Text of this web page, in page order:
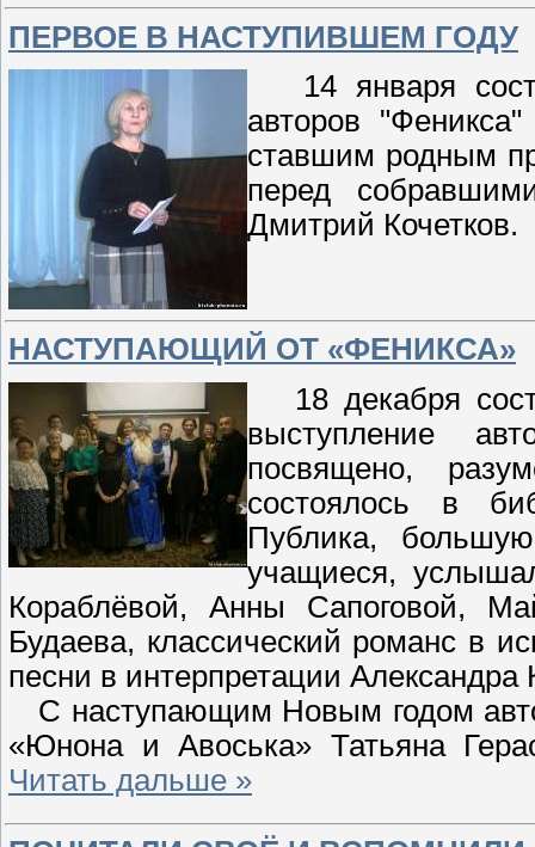
ПЕРВОЕ В НАСТУПИВШЕМ ГОДУ
14 января
авторов
ставшим родным
перед
Дмитрий Кочетков.
НАСТУПАЮЩИЙ ОТ «ФЕНИКСА»
18 декабря
выступление
посвящено,
состоялось в
Публика,
учащиеся,
Кораблёвой, Анны Сапоговой,
Будаева, классический романс в
песни в интерпретации Александра
С наступающим Новым годом
«Юнона и Авоська» Татьяна
Читать дальше »